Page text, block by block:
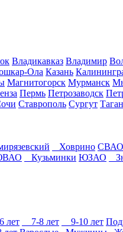
Владикавказ Владимир
Ола Казань
Магнитогорск Мурманск
Пермь Петрозаводск
Ставрополь Сургут
Ховрино СВАО
Кузьминки ЮЗАО
лет 7-8 лет 9-10 лет